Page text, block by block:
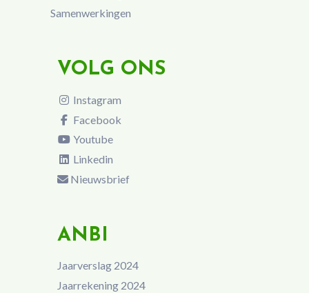
Samenwerkingen
VOLG ONS
Instagram
Facebook
Youtube
Linkedin
Nieuwsbrief
ANBI
Jaarverslag 2024
Jaarrekening 2024